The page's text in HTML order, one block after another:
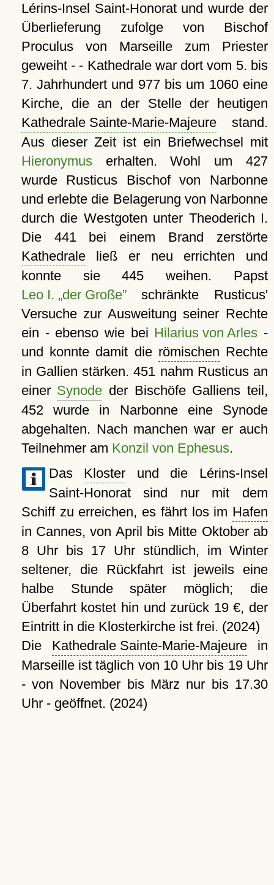
Lérins-Insel Saint-Honorat und wurde der
Überlieferung zufolge von Bischof
Proculus von Marseille zum Priester
geweiht - - Kathedrale war dort vom 5. bis
7. Jahrhundert und 977 bis um 1060 eine
Kirche, die an der Stelle der heutigen
Kathedrale Sainte-Marie-Majeurestand.
Aus dieser Zeit ist ein Briefwechsel mit
Hieronymuserhalten. Wohl um 427
wurde Rusticus Bischof von Narbonne
und erlebte die Belagerung von Narbonne
durch die Westgoten unter Theoderich I.
Die 441 bei einem Brand zerstörte
Kathedraleließ er neu errichten und
konnte sie 445 weihen. Papst
Leo I. „der Große”schränkte Rusticus'
Versuche zur Ausweitung seiner Rechte
ein - ebenso wie bei Hilarius von Arles -
und konnte damit die römischen Rechte
in Gallien stärken. 451 nahm Rusticus an
einer Synode der Bischöfe Galliens teil,
452 wurde in Narbonne eine Synode
abgehalten. Nach manchen war er auch
Teilnehmer am Konzil von Ephesus.
Das Kloster und die Lérins-Insel
Saint-Honorat sind nur mit dem
Schiff zu erreichen, es fährt los im Hafen
in Cannes, von April bis Mitte Oktober ab
8 Uhr bis 17 Uhr stündlich, im Winter
seltener, die Rückfahrt ist jeweils eine
halbe Stunde später möglich; die
Überfahrt kostet hin und zurück 19 €, der
Eintritt in die Klosterkirche ist frei. (2024)
Die Kathedrale Sainte-Marie-Majeurein
Marseille ist täglich von 10 Uhr bis 19 Uhr
- von November bis März nur bis 17.30
Uhr - geöffnet. (2024)